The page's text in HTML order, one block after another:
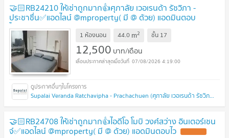
🤝🏻RB24210 ให้เช่าถูกมาก👍ศุภาลัย เวอเรนด้า รัชวิภา -
ประชาชื่น✅แอดไลน์ @mproperty( มี @ ด้วย) แอดมินตอบ
ไว
1 ห้องนอน 44.0 m2 ชั้น 17
12,500 บาท/เดือน
07/08/2026 4:19:00
Supalai Veranda Ratchavipha - Prachachuen (ศุภาลัย เวอเรนด้า รัชวิภา - ประชาชื่น)
🤝🏻RB24708 ให้เช่าถูกมาก👍ไอดีโอ โมบิ วงศ์สว่าง อินเตอร์เชน
จ์✅แอดไลน์ @mproperty( มี @ ด้วย) แอดมินตอบไว